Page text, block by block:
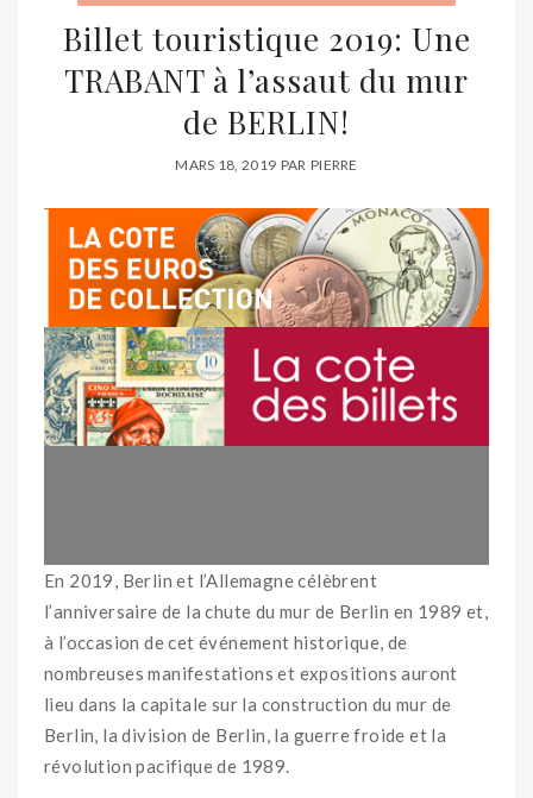
Billet touristique 2019: Une
TRABANT à l’assaut du mur
de BERLIN!
MARS 18, 2019 PAR PIERRE
En 2019, Berlin et l’Allemagne célèbrent
l’anniversaire de la chute du mur de Berlin en 1989 et,
à l’occasion de cet événement historique, de
nombreuses manifestations et expositions auront
lieu dans la capitale sur la construction du mur de
Berlin, la division de Berlin, la guerre froide et la
révolution pacifique de 1989.